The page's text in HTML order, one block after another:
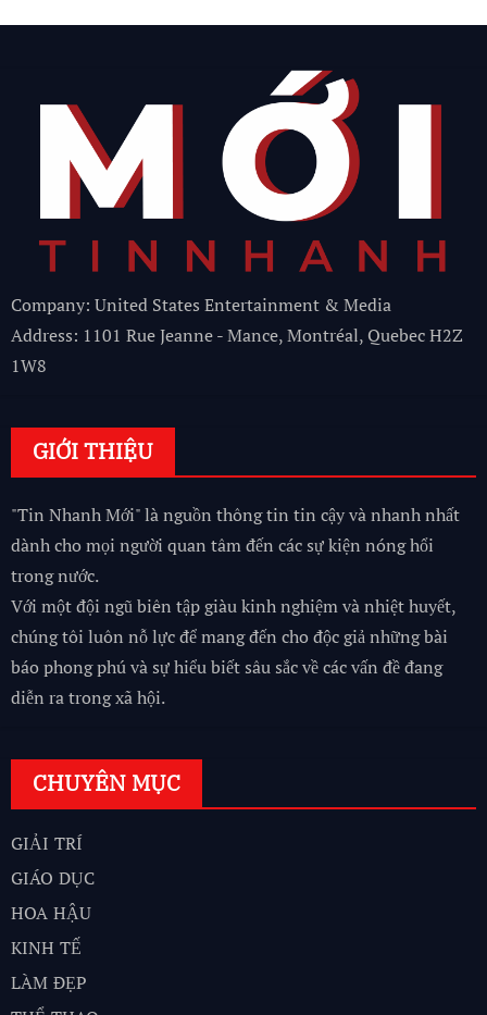
Company: United States Entertainment & Media
Address: 1101 Rue Jeanne - Mance, Montréal, Quebec H2Z
1W8
GIỚI THIỆU
"Tin Nhanh Mới" là nguồn thông tin tin cậy và nhanh nhất
dành cho mọi người quan tâm đến các sự kiện nóng hổi
trong nước.
Với một đội ngũ biên tập giàu kinh nghiệm và nhiệt huyết,
chúng tôi luôn nỗ lực để mang đến cho độc giả những bài
báo phong phú và sự hiểu biết sâu sắc về các vấn đề đang
diễn ra trong xã hội.
CHUYÊN MỤC
GIẢI TRÍ
GIÁO DỤC
HOA HẬU
KINH TẾ
LÀM ĐẸP